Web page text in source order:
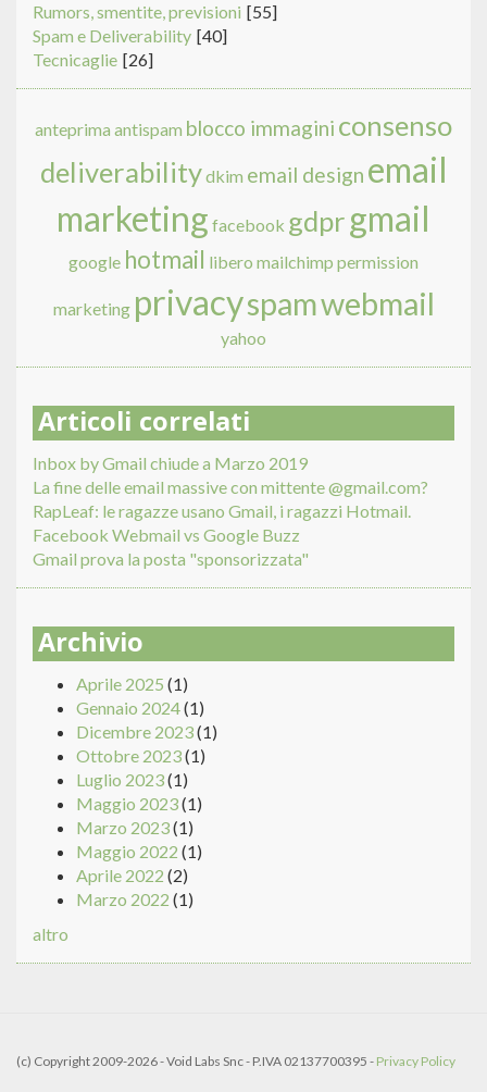
Rumors, smentite, previsioni [55]
Spam e Deliverability [40]
Tecnicaglie [26]
anteprima antispam blocco immagini consenso
deliverabilitydkim email design email
marketing facebook gdpr gmail
google hotmail libero mailchimp permission
marketing privacyspamwebmail
yahoo
Articoli correlati
Inbox by Gmail chiude a Marzo 2019
La fine delle email massive con mittente @gmail.com?
RapLeaf: le ragazze usano Gmail, i ragazzi Hotmail.
Facebook Webmail vs Google Buzz
Gmail prova la posta "sponsorizzata"
Archivio
Aprile 2025 (1)
Gennaio 2024(1)
Dicembre 2023(1)
Ottobre 2023(1)
Luglio 2023(1)
Maggio 2023(1)
Marzo 2023(1)
Maggio 2022 (1)
Aprile 2022 (2)
Marzo 2022 (1)
altro
(c) Copyright 2009-2026 - Void Labs Snc - P.IVA 02137700395 - Privacy Policy